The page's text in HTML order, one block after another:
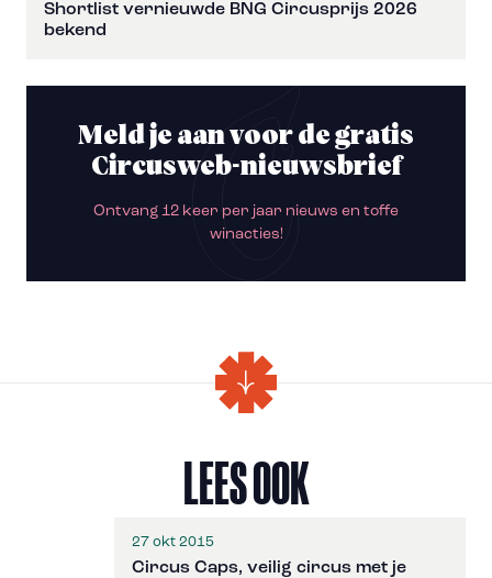
Shortlist vernieuwde BNG Circusprijs 2026
bekend
Meld je aan voor de gratis
Circusweb-nieuwsbrief
Ontvang 12 keer per jaar nieuws en toffe
winacties!
LEES OOK
27 okt 2015
Circus Caps, veilig circus met je